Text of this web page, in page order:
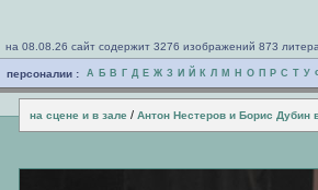
на 08.08.26 сайт содержит 3276 изображений 873
персоналии : А Б В Г Д Е Ж З И Й К Л М Н О П Р С Т У
на сцене и в зале / Антон Нестеров и Борис Дубин